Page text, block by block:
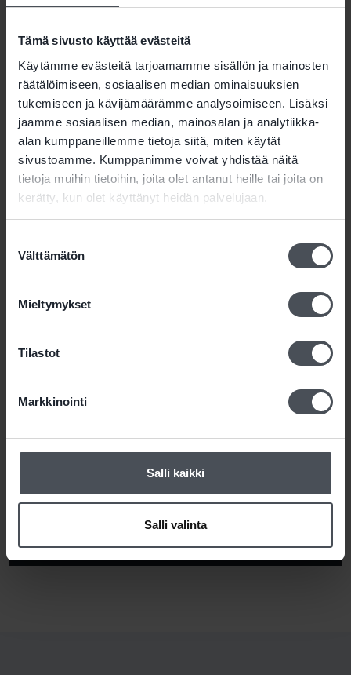
Tämä sivusto käyttää evästeitä
Käytämme evästeitä tarjoamamme sisällön ja mainosten
räätälöimiseen, sosiaalisen median ominaisuuksien
tukemiseen ja kävijämäärämme analysoimiseen. Lisäksi
jaamme sosiaalisen median, mainosalan ja analytiikka-
alan kumppaneillemme tietoja siitä, miten käytät
sivustoamme. Kumppanimme voivat yhdistää näitä
tietoja muihin tietoihin, joita olet antanut heille tai joita on
kerätty, kun olet käyttänyt heidän palvelujaan.
valinta
Välttämätön
Mieltymykset
Tilastot
Markkinointi
Salli kaikki
Salli valinta
Turvallisuustyötä tehdään yhteistyössä.
hoidetaan turvallisuutta vahinkojen sijaan.
Teemu Kajava
Toimitusjohtaja
Safetum Oy
Lue koko Paloturvallisuusraportti 2022
Katso Paloturvallisuusraportti 2022 -
pysyt ajan tasalla!